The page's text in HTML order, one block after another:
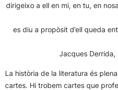
dirigeixo a ell en mi, en tu, en
es diu a propòsit d’ell queda
Jacques Derrida,
La història de la literatura és
cartes. Hi trobem cartes que